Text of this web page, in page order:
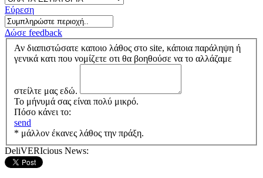
Εύρεση
Δώσε feedback
Αν διαπιστώσατε καποιο λάθος στο site, κάποια παράληψη ή
γενικά κατι που νομίζετε οτι θα βοηθούσε να το αλλάζαμε
στείλτε μας εδώ.
Το μήνυμά σας είναι πολύ μικρό.
Πόσο κάνει το:
send
* μάλλον έκανες λάθος την πράξη.
DeliVERIcious News: